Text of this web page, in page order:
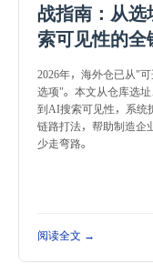
战指南：从
索可见性的全
2026年，海外仓已从"
选项"。本文从仓库选
到AI搜索可见性，系统
链路打法，帮助制造企
少走弯路。
阅读全文 →